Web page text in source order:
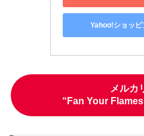
Yahoo!ショッピ
メルカ
“Fan Your